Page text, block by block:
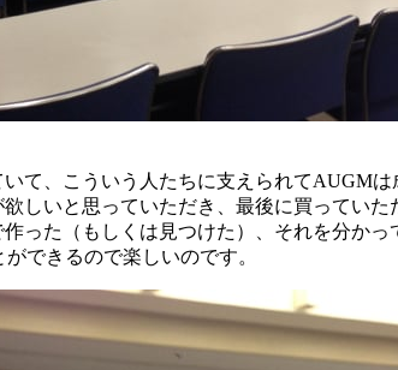
て、こういう人たちに支えられてAUGM
しいと思っていただき、最後に買ってい
った（もしくは見つけた）、それを分か
できるので楽しいのです。